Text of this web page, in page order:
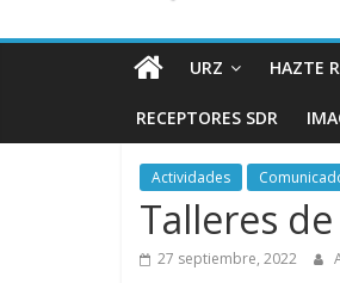
de
URZ
URZ HAZTE
RECEPTORES SDR
Actividades
Talleres
27 septiembre, 2022